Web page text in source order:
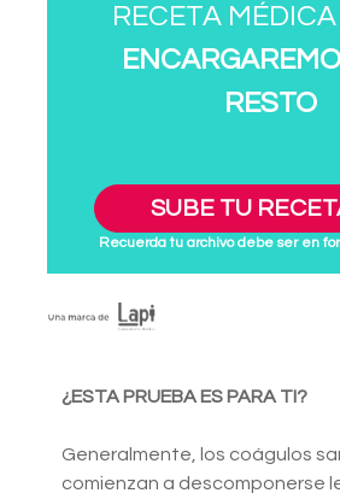
RECETA MÉDICA
RESTO
SUBE TU
Recuerda tu archivo debe ser en
¿ESTA PRUEBA ES PARA TI?
Generalmente, los coágulos
comienzan a descomponerse